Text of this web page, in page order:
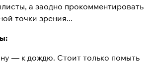
а заодно прокомментировать
точки зрения...
— к дождю. Стоит только помыть